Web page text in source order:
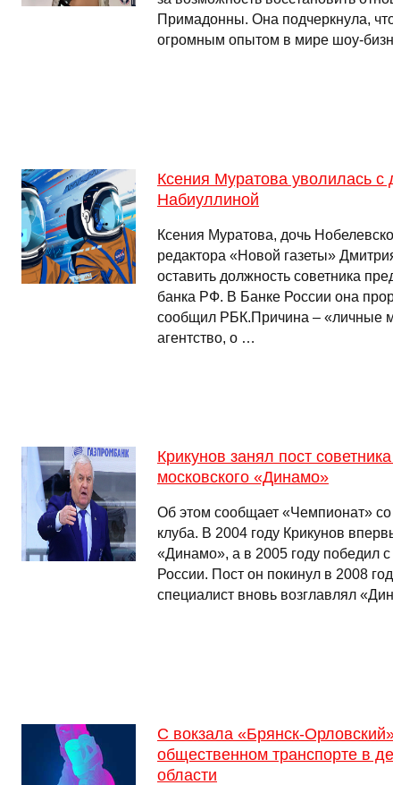
Примадонны. Она подчеркнула,
огромным опытом в мире шоу-
Ксения Муратова уволилась с
Набиуллиной
Ксения Муратова, дочь
редактора «Новой газеты»
оставить должность советника
банка РФ. В Банке России она
сообщил РБК.Причина – «личные
агентство, о …
Крикунов занял пост
московского «Динамо»
Об этом сообщает «Чемпионат»
клуба. В 2004 году Крикунов
«Динамо», а в 2005 году победил
России. Пост он покинул в 2008
специалист вновь возглавлял
С вокзала «Брянск-
общественном транспорте в
области